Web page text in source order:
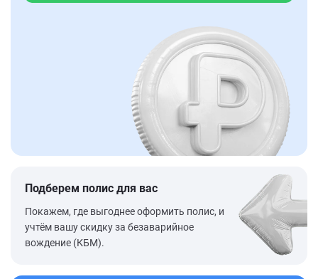
Подберем полис для вас
Покажем, где выгоднее оформить полис, и
учтём вашу скидку за безаварийное
вождение (КБМ).